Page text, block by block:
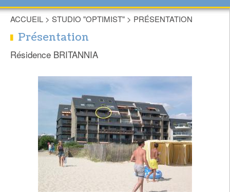
ACCUEIL > STUDIO "OPTIMIST" > PRÉSENTATION
Présentation
Résidence BRITANNIA